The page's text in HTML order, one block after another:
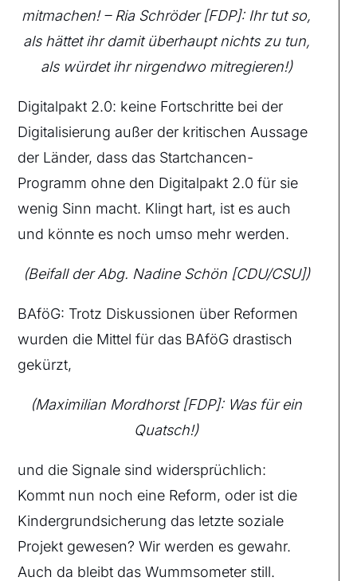
mitmachen! – Ria Schröder [FDP]: Ihr tut so,
als hättet ihr damit überhaupt nichts zu tun,
als würdet ihr nirgendwo mitregieren!)
Digitalpakt 2.0: keine Fortschritte bei der
Digitalisierung außer der kritischen Aussage
der Länder, dass das Startchancen-
Programm ohne den Digitalpakt 2.0 für sie
wenig Sinn macht. Klingt hart, ist es auch
und könnte es noch umso mehr werden.
(Beifall der Abg. Nadine Schön [CDU/CSU])
BAföG: Trotz Diskussionen über Reformen
wurden die Mittel für das BAföG drastisch
gekürzt,
(Maximilian Mordhorst [FDP]: Was für ein
Quatsch!)
und die Signale sind widersprüchlich:
Kommt nun noch eine Reform, oder ist die
Kindergrundsicherung das letzte soziale
Projekt gewesen? Wir werden es gewahr.
Auch da bleibt das Wummsometer still.